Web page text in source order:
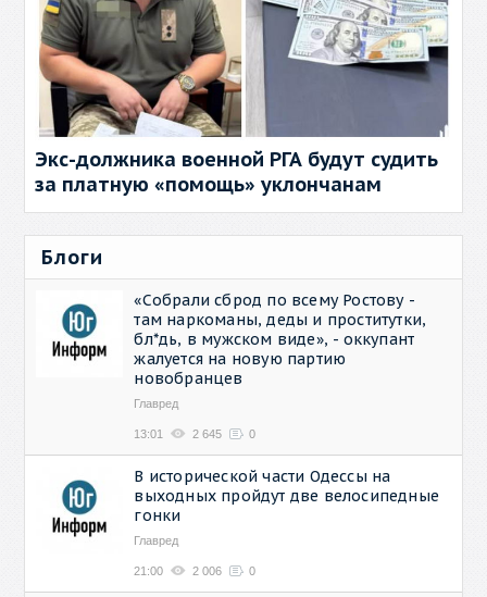
Экс-должника военной РГА будут судить
за платную «помощь» уклончанам
Блоги
«Собрали сброд по всему Ростову -
там наркоманы, деды и проститутки,
бл*дь, в мужском виде», - оккупант
жалуется на новую партию
новобранцев
Главред
13:01 2 645 0
В исторической части Одессы на
выходных пройдут две велосипедные
гонки
Главред
21:00 2 006 0